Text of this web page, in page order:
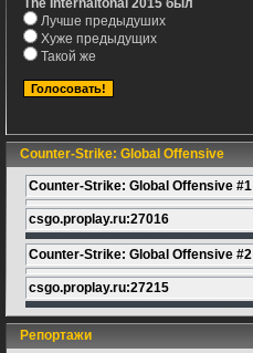
The Internaitonal 2015 был
Лучше предыдуших
Хуже предыдущих
Такой же
Counter-Strike: Global Offensive
Counter-Strike: Global Offensive #1
csgo.proplay.ru:27016
Counter-Strike: Global Offensive #2
csgo.proplay.ru:27215
Репортажи